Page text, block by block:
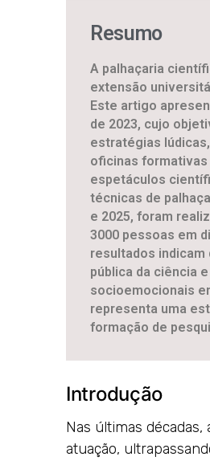
Resumo
A palhaçaria
extensão
Este artigo
de 2023, cujo
estratégias
oficinas formativas
espetáculos
técnicas de
e 2025, foram
3000 pessoas em
resultados indicam
pública da ciência
socioemocionais
representa uma
formação de
Introdução
Nas últimas
atuação,